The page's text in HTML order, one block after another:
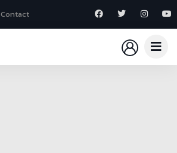
Contact